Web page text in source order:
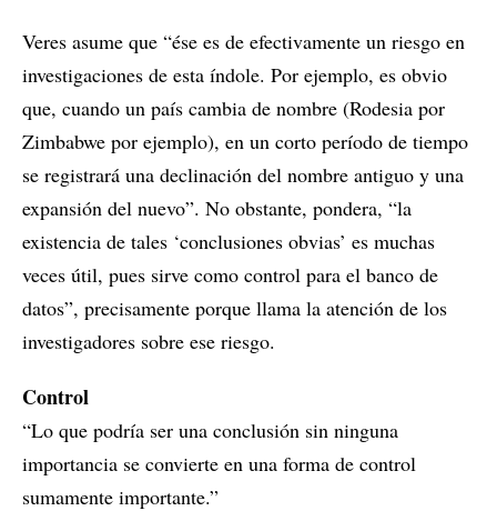
Veres asume que “ése es de efectivamente un riesgo en
investigaciones de esta índole. Por ejemplo, es obvio
que, cuando un país cambia de nombre (Rodesia por
Zimbabwe por ejemplo), en un corto período de tiempo
se registrará una declinación del nombre antiguo y una
expansión del nuevo”. No obstante, pondera, “la
existencia de tales ‘conclusiones obvias’ es muchas
veces útil, pues sirve como control para el banco de
datos”, precisamente porque llama la atención de los
investigadores sobre ese riesgo.
Control
“Lo que podría ser una conclusión sin ninguna
importancia se convierte en una forma de control
sumamente importante.”